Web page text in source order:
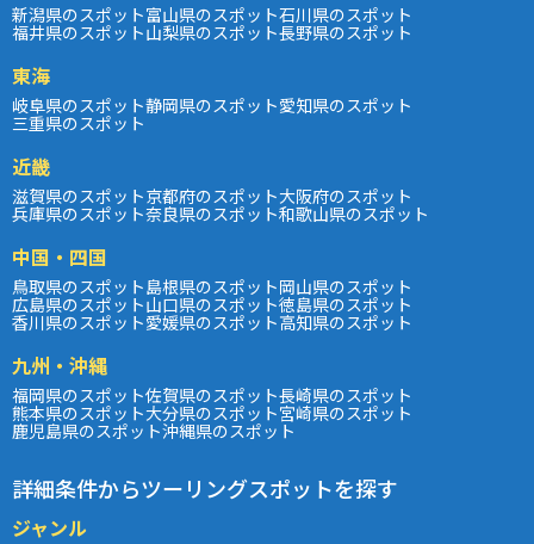
新潟県のスポット富山県のスポット石川県のスポット
福井県のスポット山梨県のスポット長野県のスポット
東海
岐阜県のスポット静岡県のスポット愛知県のスポット
三重県のスポット
近畿
滋賀県のスポット京都府のスポット大阪府のスポット
兵庫県のスポット奈良県のスポット和歌山県のスポット
中国・四国
鳥取県のスポット島根県のスポット岡山県のスポット
広島県のスポット山口県のスポット徳島県のスポット
香川県のスポット愛媛県のスポット高知県のスポット
九州・沖縄
福岡県のスポット佐賀県のスポット長崎県のスポット
熊本県のスポット大分県のスポット宮崎県のスポット
鹿児島県のスポット沖縄県のスポット
詳細条件からツーリングスポットを探す
ジャンル